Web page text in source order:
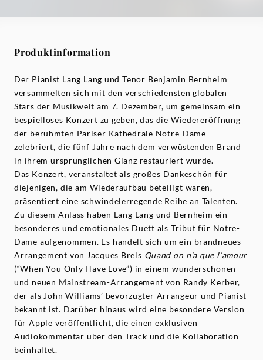
Produktinformation
Der Pianist Lang Lang und Tenor Benjamin Bernheim
versammelten sich mit den verschiedensten globalen
Stars der Musikwelt am 7. Dezember, um gemeinsam ein
bespielloses Konzert zu geben, das die Wiedereröffnung
der berühmten Pariser Kathedrale Notre-Dame
zelebriert, die fünf Jahre nach dem verwüstenden Brand
in ihrem ursprünglichen Glanz restauriert wurde.
Das Konzert, veranstaltet als großes Dankeschön für
diejenigen, die am Wiederaufbau beteiligt waren,
präsentiert eine schwindelerregende Reihe an Talenten.
Zu diesem Anlass haben Lang Lang und Bernheim ein
besonderes und emotionales Duett als Tribut für Notre-
Dame aufgenommen. Es handelt sich um ein brandneues
Arrangement von Jacques Brels Quand on n’a que l’amour
(“When You Only Have Love”) in einem wunderschönen
und neuen Mainstream-Arrangement von Randy Kerber,
der als John Williams’ bevorzugter Arrangeur und Pianist
bekannt ist. Darüber hinaus wird eine besondere Version
für Apple veröffentlicht, die einen exklusiven
Audiokommentar über den Track und die Kollaboration
beinhaltet.